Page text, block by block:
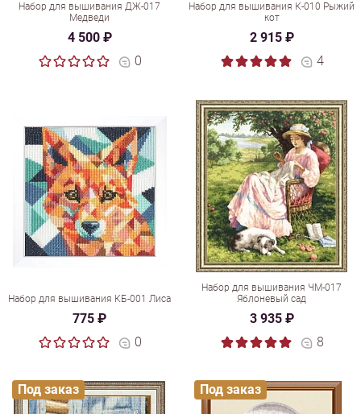
Набор для вышивания ДЖ-017
Медведи
4 500 ₽
0
Набор для вышивания К-010 Рыжий
кот
2 915 ₽
4
Набор для вышивания КБ-001 Лиса
775 ₽
0
Набор для вышивания ЧМ-017
Яблоневый сад
3 935 ₽
8
Под заказ Под заказ